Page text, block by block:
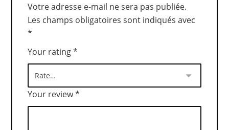
Votre adresse e-mail ne sera pas publiée.
Les champs obligatoires sont indiqués avec
*
Your rating*
Your review*